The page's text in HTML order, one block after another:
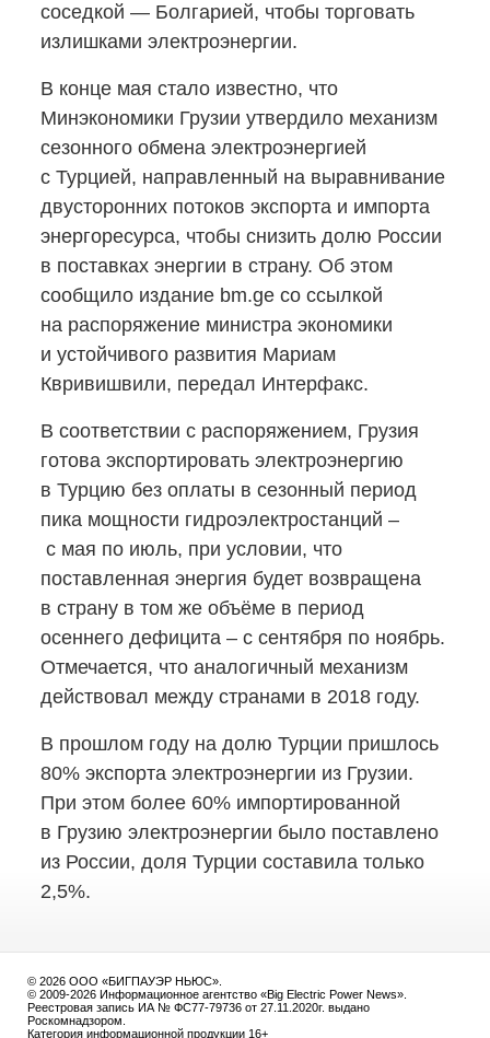
соседкой — Болгарией, чтобы торговать
излишками электроэнергии.
В конце мая стало известно, что
Минэкономики Грузии утвердило механизм
сезонного обмена электроэнергией
с Турцией, направленный на выравнивание
двусторонних потоков экспорта и импорта
энергоресурса, чтобы снизить долю России
в поставках энергии в страну. Об этом
сообщило издание bm.ge со ссылкой
на распоряжение министра экономики
и устойчивого развития Мариам
Квривишвили, передал Интерфакс.
В соответствии с распоряжением, Грузия
готова экспортировать электроэнергию
в Турцию без оплаты в сезонный период
пика мощности гидроэлектростанций –
с мая по июль, при условии, что
поставленная энергия будет возвращена
в страну в том же объёме в период
осеннего дефицита – с сентября по ноябрь.
Отмечается, что аналогичный механизм
действовал между странами в 2018 году.
В прошлом году на долю Турции пришлось
80% экспорта электроэнергии из Грузии.
При этом более 60% импортированной
в Грузию электроэнергии было поставлено
из России, доля Турции составила только
2,5%.
© 2026 ООО «БИГПАУЭР НЬЮС».
© 2009-2026 Информационное агентство «Big Electric Power News».
Реестровая запись ИА № ФС77-79736 от 27.11.2020г. выдано
Роскомнадзором.
Категория информационной продукции 16+